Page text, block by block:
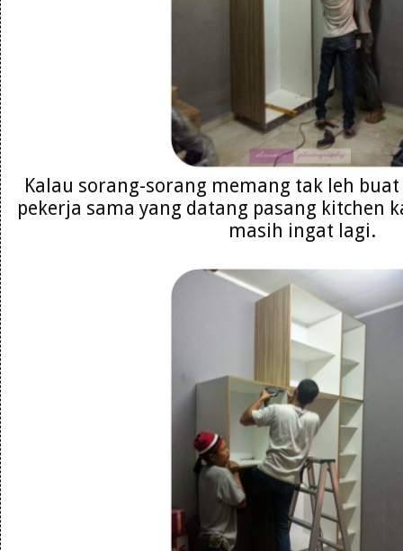
Kalau sorang-sorang memang tak leh
pekerja sama yang datang pasang kitchen
masih ingat lagi.